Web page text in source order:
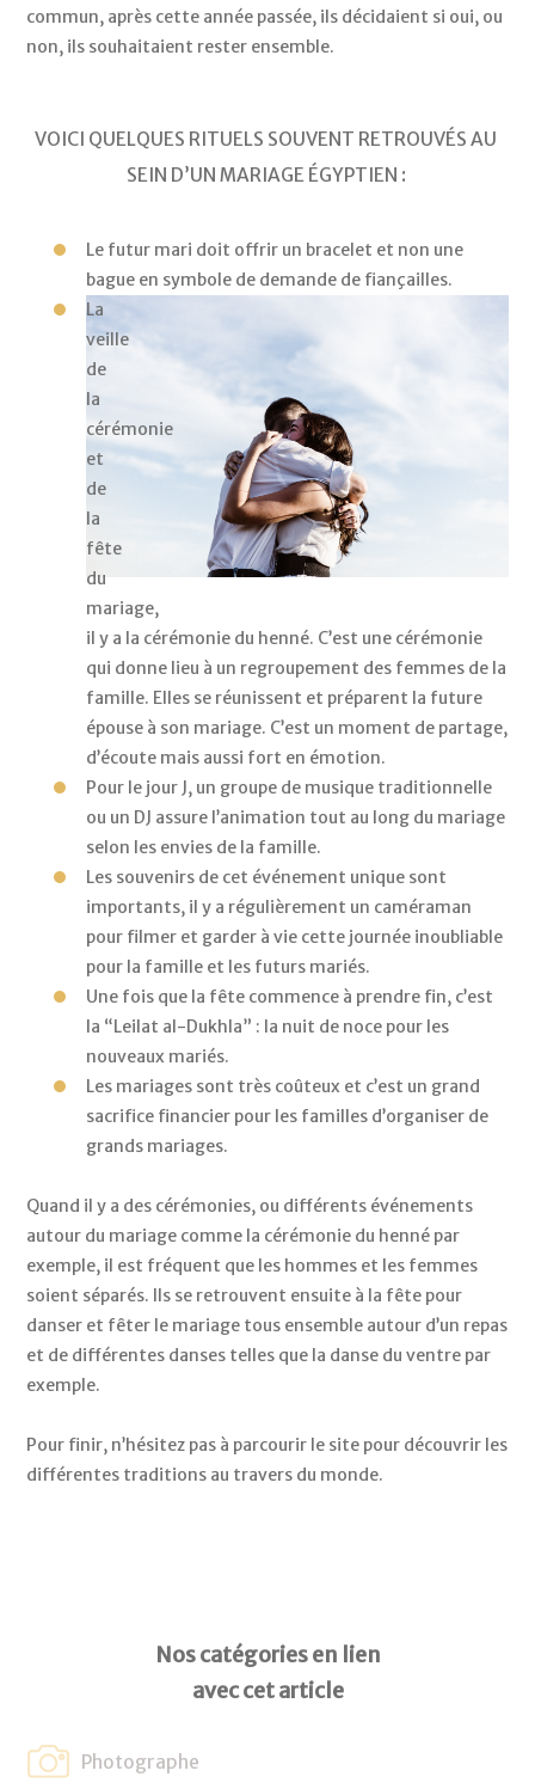
commun, après cette année passée, ils décidaient si oui, ou
non, ils souhaitaient rester ensemble.
VOICI QUELQUES RITUELS SOUVENT RETROUVÉS AU
SEIN D’UN MARIAGE ÉGYPTIEN :
Le futur mari doit offrir un bracelet et non une
bague en symbole de demande de fiançailles.
La
veille
de
la
cérémonie
et
de
la
fête
du
mariage,
il y a la cérémonie du henné. C’est une cérémonie
qui donne lieu à un regroupement des femmes de la
famille. Elles se réunissent et préparent la future
épouse à son mariage. C’est un moment de partage,
d’écoute mais aussi fort en émotion.
Pour le jour J, un groupe de musique traditionnelle
ou un DJ assure l’animation tout au long du mariage
selon les envies de la famille.
Les souvenirs de cet événement unique sont
importants, il y a régulièrement un caméraman
pour filmer et garder à vie cette journée inoubliable
pour la famille et les futurs mariés.
Une fois que la fête commence à prendre fin, c’est
la “Leilat al-Dukhla” : la nuit de noce pour les
nouveaux mariés.
Les mariages sont très coûteux et c’est un grand
sacrifice financier pour les familles d’organiser de
grands mariages.
Quand il y a des cérémonies, ou différents événements
autour du mariage comme la cérémonie du henné par
exemple, il est fréquent que les hommes et les femmes
soient séparés. Ils se retrouvent ensuite à la fête pour
danser et fêter le mariage tous ensemble autour d’un repas
et de différentes danses telles que la danse du ventre par
exemple.
Pour finir, n’hésitez pas à parcourir le site pour découvrir les
différentes traditions au travers du monde.
Nos catégories en lien
avec cet article
Photographe